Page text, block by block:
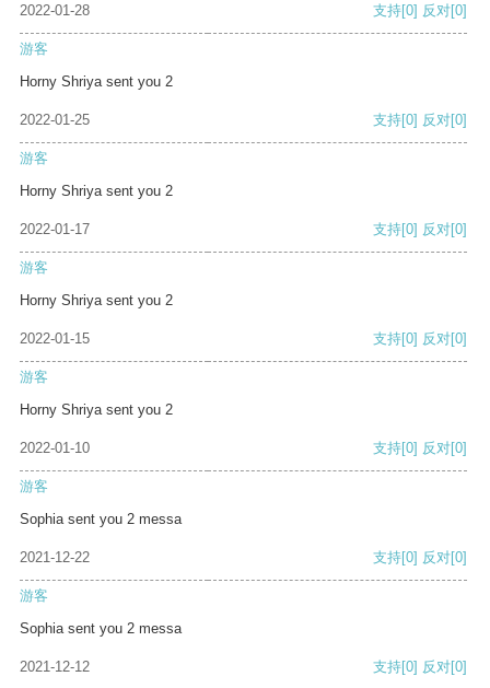
2022-01-28 支持[0] 反对[0]
游客
Horny Shriya sent you 2
2022-01-25 支持[0] 反对[0]
游客
Horny Shriya sent you 2
2022-01-17 支持[0] 反对[0]
游客
Horny Shriya sent you 2
2022-01-15 支持[0] 反对[0]
游客
Horny Shriya sent you 2
2022-01-10 支持[0] 反对[0]
游客
Sophia sent you 2 messa
2021-12-22 支持[0] 反对[0]
游客
Sophia sent you 2 messa
2021-12-12 支持[0] 反对[0]